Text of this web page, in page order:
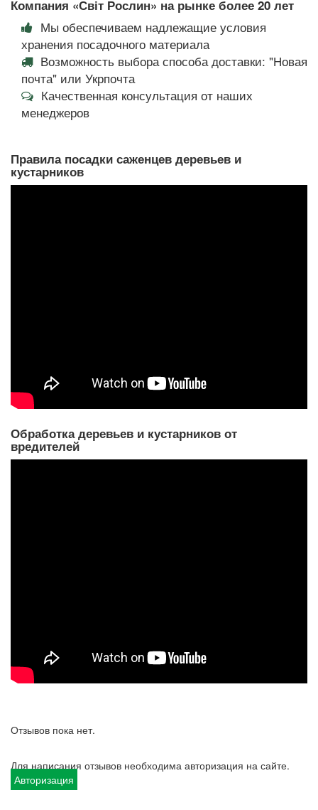
Компания «Світ Рослин» на рынке более 20 лет
Мы обеспечиваем надлежащие условия
хранения посадочного материала
Возможность выбора способа доставки: "Новая
почта" или Укрпочта
Качественная консультация от наших
менеджеров
Правила посадки саженцев деревьев и
кустарников
Обработка деревьев и кустарников от
вредителей
Отзывов пока нет.
Для написания отзывов необходима авторизация на сайте.
Авторизация